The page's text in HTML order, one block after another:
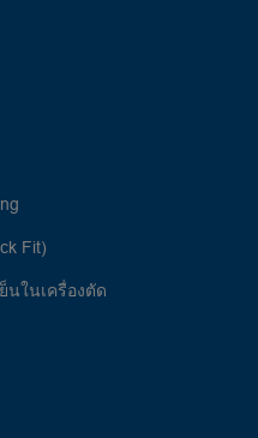
Fit)
นในเครื่องตัด